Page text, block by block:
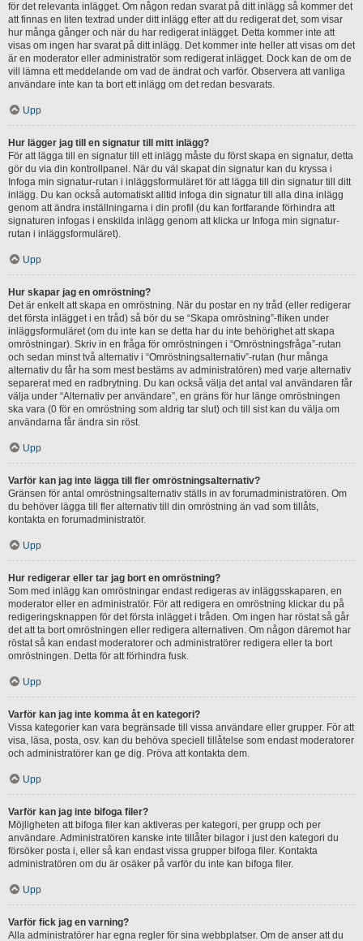
för det relevanta inlägget. Om någon redan svarat på ditt inlägg så kommer det
att finnas en liten textrad under ditt inlägg efter att du redigerat det, som visar
hur många gånger och när du har redigerat inlägget. Detta kommer inte att
visas om ingen har svarat på ditt inlägg. Det kommer inte heller att visas om det
är en moderator eller administratör som redigerat inlägget. Dock kan de om de
vill lämna ett meddelande om vad de ändrat och varför. Observera att vanliga
användare inte kan ta bort ett inlägg om det redan besvarats.
Upp
Hur lägger jag till en signatur till mitt inlägg?
För att lägga till en signatur till ett inlägg måste du först skapa en signatur, detta
gör du via din kontrollpanel. När du väl skapat din signatur kan du kryssa i
Infoga min signatur-rutan i inläggsformuläret för att lägga till din signatur till ditt
inlägg. Du kan också automatiskt alltid infoga din signatur till alla dina inlägg
genom att ändra inställningarna i din profil (du kan fortfarande förhindra att
signaturen infogas i enskilda inlägg genom att klicka ur Infoga min signatur-
rutan i inläggsformuläret).
Upp
Hur skapar jag en omröstning?
Det är enkelt att skapa en omröstning. När du postar en ny tråd (eller redigerar
det första inlägget i en tråd) så bör du se “Skapa omröstning”-fliken under
inläggsformuläret (om du inte kan se detta har du inte behörighet att skapa
omröstningar). Skriv in en fråga för omröstningen i “Omröstningsfråga”-rutan
och sedan minst två alternativ i “Omröstningsalternativ”-rutan (hur många
alternativ du får ha som mest bestäms av administratören) med varje alternativ
separerat med en radbrytning. Du kan också välja det antal val användaren får
välja under “Alternativ per användare”, en gräns för hur länge omröstningen
ska vara (0 för en omröstning som aldrig tar slut) och till sist kan du välja om
användarna får ändra sin röst.
Upp
Varför kan jag inte lägga till fler omröstningsalternativ?
Gränsen för antal omröstningsalternativ ställs in av forumadministratören. Om
du behöver lägga till fler alternativ till din omröstning än vad som tillåts,
kontakta en forumadministratör.
Upp
Hur redigerar eller tar jag bort en omröstning?
Som med inlägg kan omröstningar endast redigeras av inläggsskaparen, en
moderator eller en administratör. För att redigera en omröstning klickar du på
redigeringsknappen för det första inlägget i tråden. Om ingen har röstat så går
det att ta bort omröstningen eller redigera alternativen. Om någon däremot har
röstat så kan endast moderatorer och administratörer redigera eller ta bort
omröstningen. Detta för att förhindra fusk.
Upp
Varför kan jag inte komma åt en kategori?
Vissa kategorier kan vara begränsade till vissa användare eller grupper. För att
visa, läsa, posta, osv. kan du behöva speciell tillåtelse som endast moderatorer
och administratörer kan ge dig. Pröva att kontakta dem.
Upp
Varför kan jag inte bifoga filer?
Möjligheten att bifoga filer kan aktiveras per kategori, per grupp och per
användare. Administratören kanske inte tillåter bilagor i just den kategori du
försöker posta i, eller så kan endast vissa grupper bifoga filer. Kontakta
administratören om du är osäker på varför du inte kan bifoga filer.
Upp
Varför fick jag en varning?
Alla administratörer har egna regler för sina webbplatser. Om de anser att du